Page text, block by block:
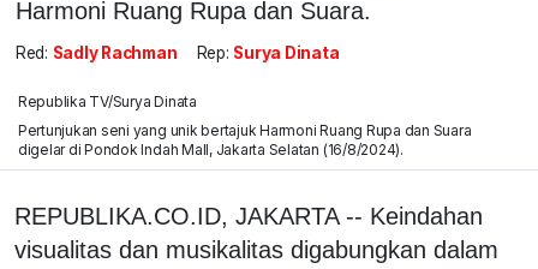
Harmoni Ruang Rupa dan Suara.
Red: Sadly Rachman Rep: Surya Dinata
Republika TV/Surya Dinata
Pertunjukan seni yang unik bertajuk Harmoni Ruang Rupa dan Suara
digelar di Pondok Indah Mall, Jakarta Selatan (16/8/2024).
REPUBLIKA.CO.ID, JAKARTA -- Keindahan
visualitas dan musikalitas digabungkan dalam